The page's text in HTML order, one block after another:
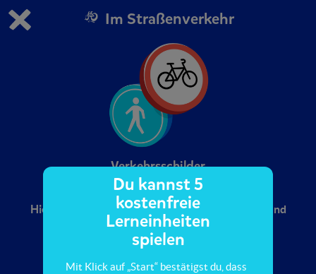
Du spielst die kostenfreie Testversion von scoyo.
Jetzt bestellen
1
Im Straßenverkehr
Verkehrsschilder
Hier lernst du, welche Verkehrsschilder es gibt und
was sie bedeuten. In diesem Quiz geht es
hauptsächlich um Fahrrad- und Fußwege.
Du kannst 5
kostenfreie
Lerneinheiten
spielen
Mit Klick auf „Start“ bestätigst du, dass